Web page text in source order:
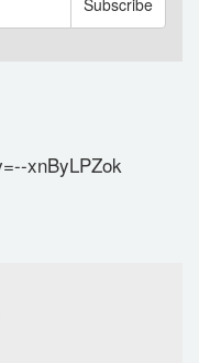
xnByLPZok